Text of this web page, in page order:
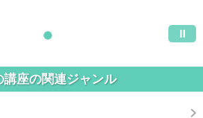
講座の関連ジャンル